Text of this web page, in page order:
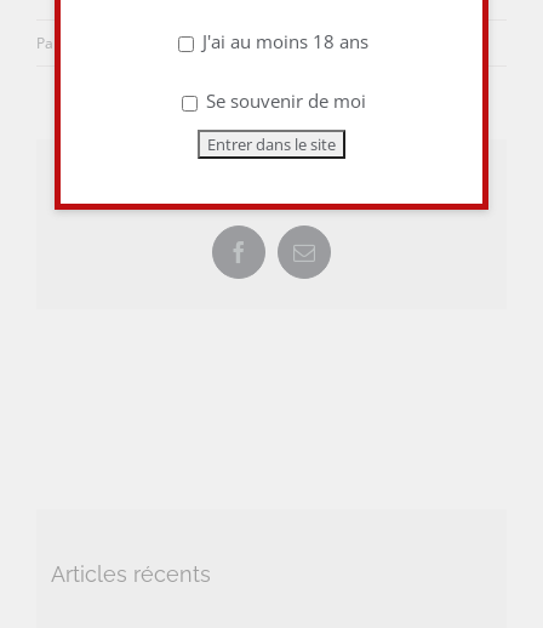
Par 3 février 2018 | 0 commentaire
FacebookEmail
Articles récents
J'ai au moins 18 ans
Se souvenir de moi